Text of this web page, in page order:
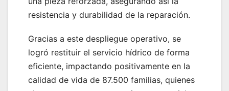
resistencia y durabilidad de la reparación.
Gracias a este despliegue operativo, se
logró restituir el servicio hídrico de forma
eficiente, impactando positivamente en la
calidad de vida de 87.500 familias, quienes